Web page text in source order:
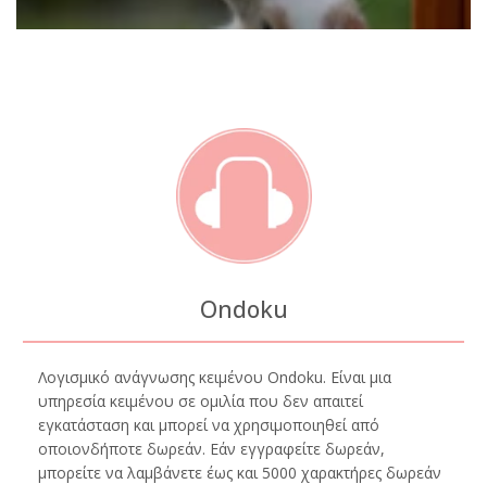
Ondoku
Λογισμικό ανάγνωσης κειμένου Ondoku. Είναι μια
υπηρεσία κειμένου σε ομιλία που δεν απαιτεί
εγκατάσταση και μπορεί να χρησιμοποιηθεί από
οποιονδήποτε δωρεάν. Εάν εγγραφείτε δωρεάν,
μπορείτε να λαμβάνετε έως και 5000 χαρακτήρες δωρεάν